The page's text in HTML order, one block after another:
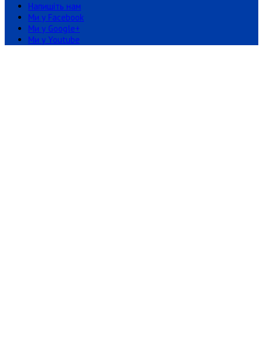
Напишіть нам
Ми у Facebook
Ми у Google+
Ми у Youtube